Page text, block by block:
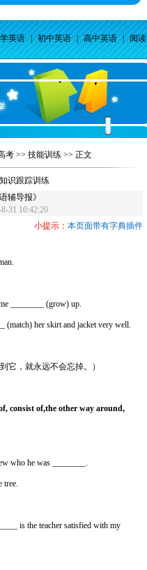
英语 | 初中英语 | 高中英语 | 阅读
考 >> 技能训练 >> 正文
识跟踪训练
辅导报》
31 10:42:20
小提示： 本页面带有字典插件
________ (grow) up.
(match) her skirt and jacket very well.
到它，就永远不会忘掉。）
consist of,the other way around,
who he was ________.
tree.
is the teacher satisfied with my